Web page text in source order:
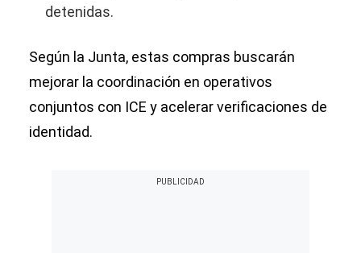
detenidas.
Según la Junta, estas compras buscarán
mejorar la coordinación en operativos
conjuntos con ICE y acelerar verificaciones de
identidad.